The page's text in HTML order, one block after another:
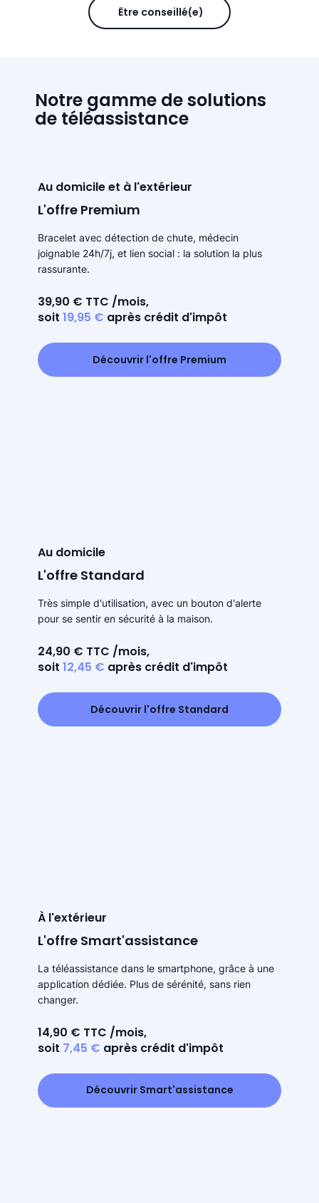
Être conseillé(e)
Notre gamme de solutions
de téléassistance
Au domicile et à l'extérieur
L'offre Premium
Bracelet avec détection de chute, médecin
joignable 24h/7j, et lien social : la solution la plus
rassurante.
39,90 € TTC /mois,
soit 19,95 € après crédit d'impôt
Découvrir l'offre Premium
Au domicile
L'offre Standard
Très simple d'utilisation, avec un bouton d'alerte
pour se sentir en sécurité à la maison.
24,90 € TTC /mois,
soit 12,45 € après crédit d'impôt
Découvrir l'offre Standard
À l'extérieur
L'offre Smart'assistance
La téléassistance dans le smartphone, grâce à une
application dédiée. Plus de sérénité, sans rien
changer.
14,90 € TTC /mois,
soit 7,45 € après crédit d'impôt
Découvrir Smart'assistance